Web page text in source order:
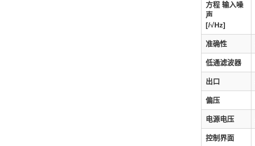
方程 输入噪
声
[/√Hz]
准确性
低通滤波器
出口
偏压
电源电压
控制界面